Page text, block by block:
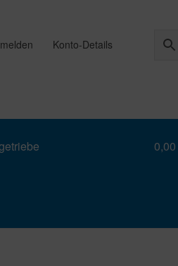
Konto-Details
0,00